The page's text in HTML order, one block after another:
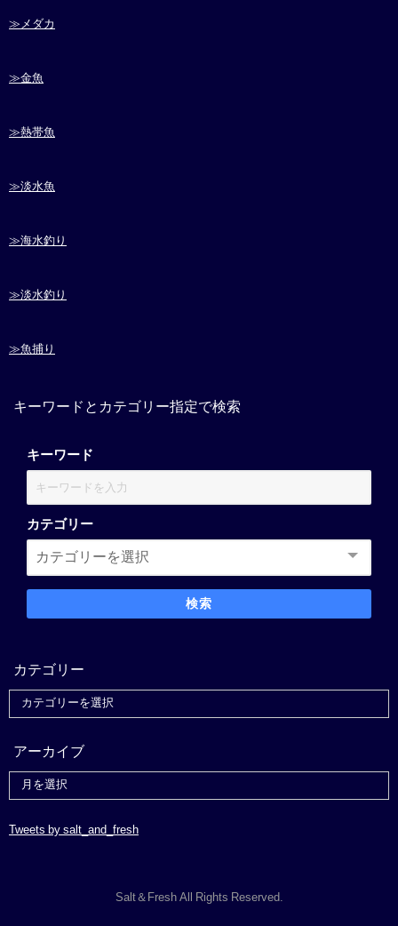
≫メダカ
≫金魚
≫熱帯魚
≫淡水魚
≫海水釣り
≫淡水釣り
≫魚捕り
キーワードとカテゴリー指定で検索
キーワード
カテゴリー
検索
カテゴリー
アーカイブ
Tweets by salt_and_fresh
Salt＆Fresh All Rights Reserved.